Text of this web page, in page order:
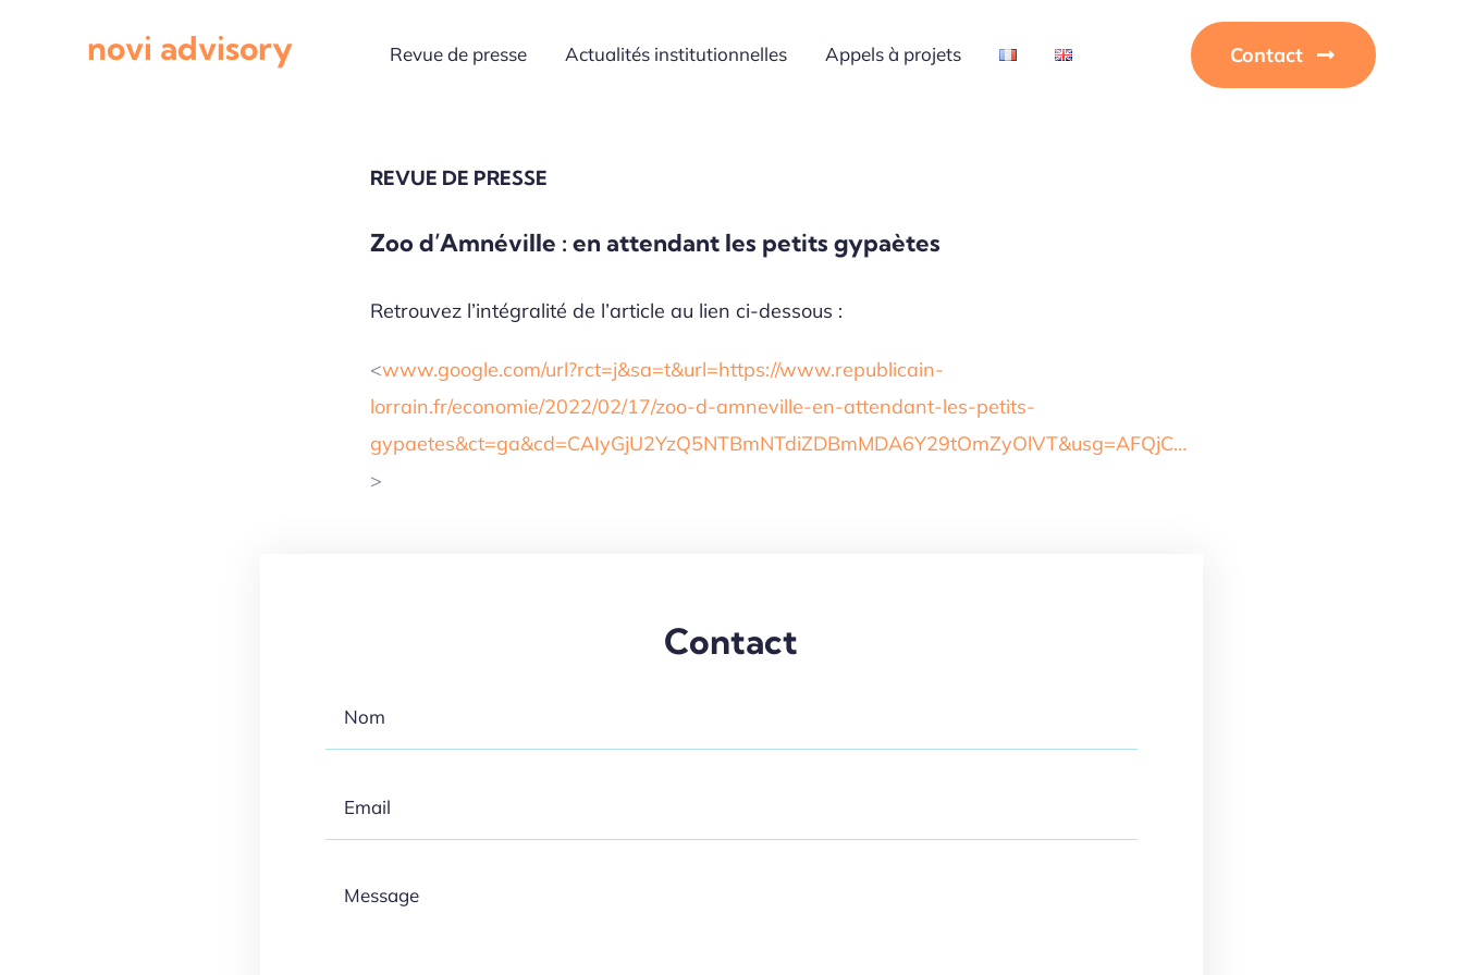
novi advisory Revue de presse Actualités institutionnelles Appels à projets Contact
REVUE DE PRESSE
Zoo d’Amnéville : en attendant les petits gypaètes
Retrouvez l’intégralité de l’article au lien ci-dessous :
<www.google.com/url?rct=j&sa=t&url=https://www.republicain-
lorrain.fr/economie/2022/02/17/zoo-d-amneville-en-attendant-les-petits-
gypaetes&ct=ga&cd=CAIyGjU2YzQ5NTBmNTdiZDBmMDA6Y29tOmZyOlVT&usg=AFQjC…
>
Contact